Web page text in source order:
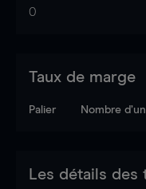
0
Taux de marge
Palier Nombre
Les détails des